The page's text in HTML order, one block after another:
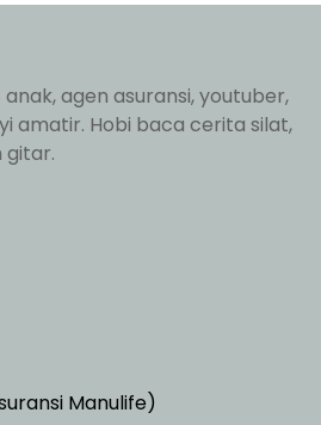
agen asuransi, youtuber,
amatir. Hobi baca cerita silat,
gitar.
Manulife)